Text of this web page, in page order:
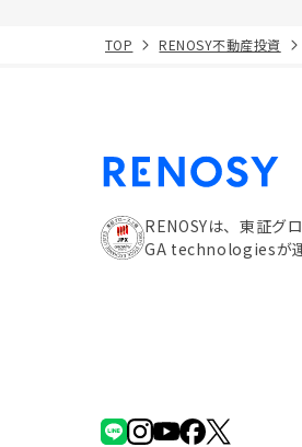
TOP RENOSY不動産投資
RENOSYは、東証グ
GA technologiesが運